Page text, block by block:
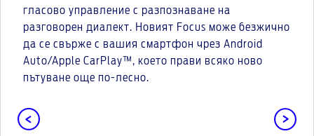
гласово управление с разпознаване на
разговорен диалект. Новият Focus може безжично
да се свърже с вашия смартфон чрез Android
Auto/Apple CarPlay™, което прави всяко ново
пътуване още по-лесно.